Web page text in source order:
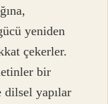
yeniden
çekerler.
bir
yapılar